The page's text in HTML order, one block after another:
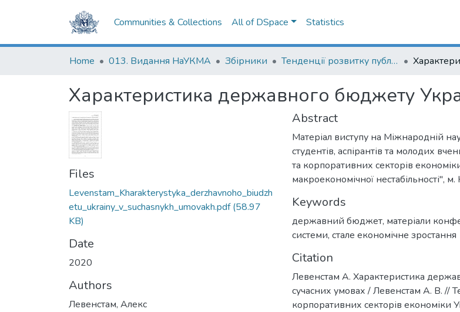
Communities & Collections All of DSpace Statistics
Home 013. Видання НаУКМА Збірники Тенденції розвитку публічних та корпоративних секторів економіки України в умовах макроекономічної нестабільності: матеріали Міжнародної науково-практичної конференції студентів, аспірантів та молодих вчених
Характеристика державного бюджету
Files
Levenstam_Kharakterystyka_derzhavnoho_biudzh
etu_ukrainy_v_suchasnykh_umovakh.pdf(58.97
KB)
Date
2020
Authors
Левенстам, Алекс
Abstract
Матеріал виступу на Міжнародній
студентів, аспірантів та молодих
та корпоративних секторів
макроекономічної нестабільності",
Keywords
державний бюджет, матеріали
системи, стале економічне зростання
Citation
Левенстам А. Характеристика
сучасних умовах / Левенстам А. В. //
корпоративних секторів економіки